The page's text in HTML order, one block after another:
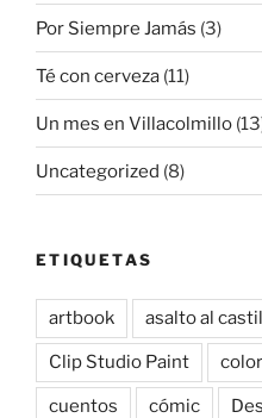
Por Siempre Jamás (3)
Té con cerveza (11)
Un mes en Villacolmillo
Uncategorized (8)
ETIQUETAS
artbook asalto al
Clip Studio Paint
cuentos cómic